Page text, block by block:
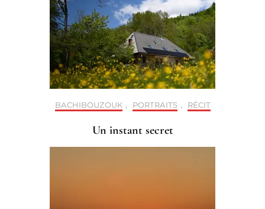
BACHIBOUZOUK , PORTRAITS , RÉCIT
Un instant secret